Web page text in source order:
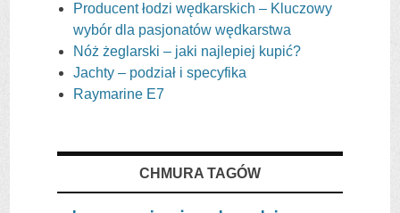
Producent łodzi wędkarskich – Kluczowy
wybór dla pasjonatów wędkarstwa
Nóż żeglarski – jaki najlepiej kupić?
Jachty – podział i specyfika
Raymarine E7
CHMURA TAGÓW